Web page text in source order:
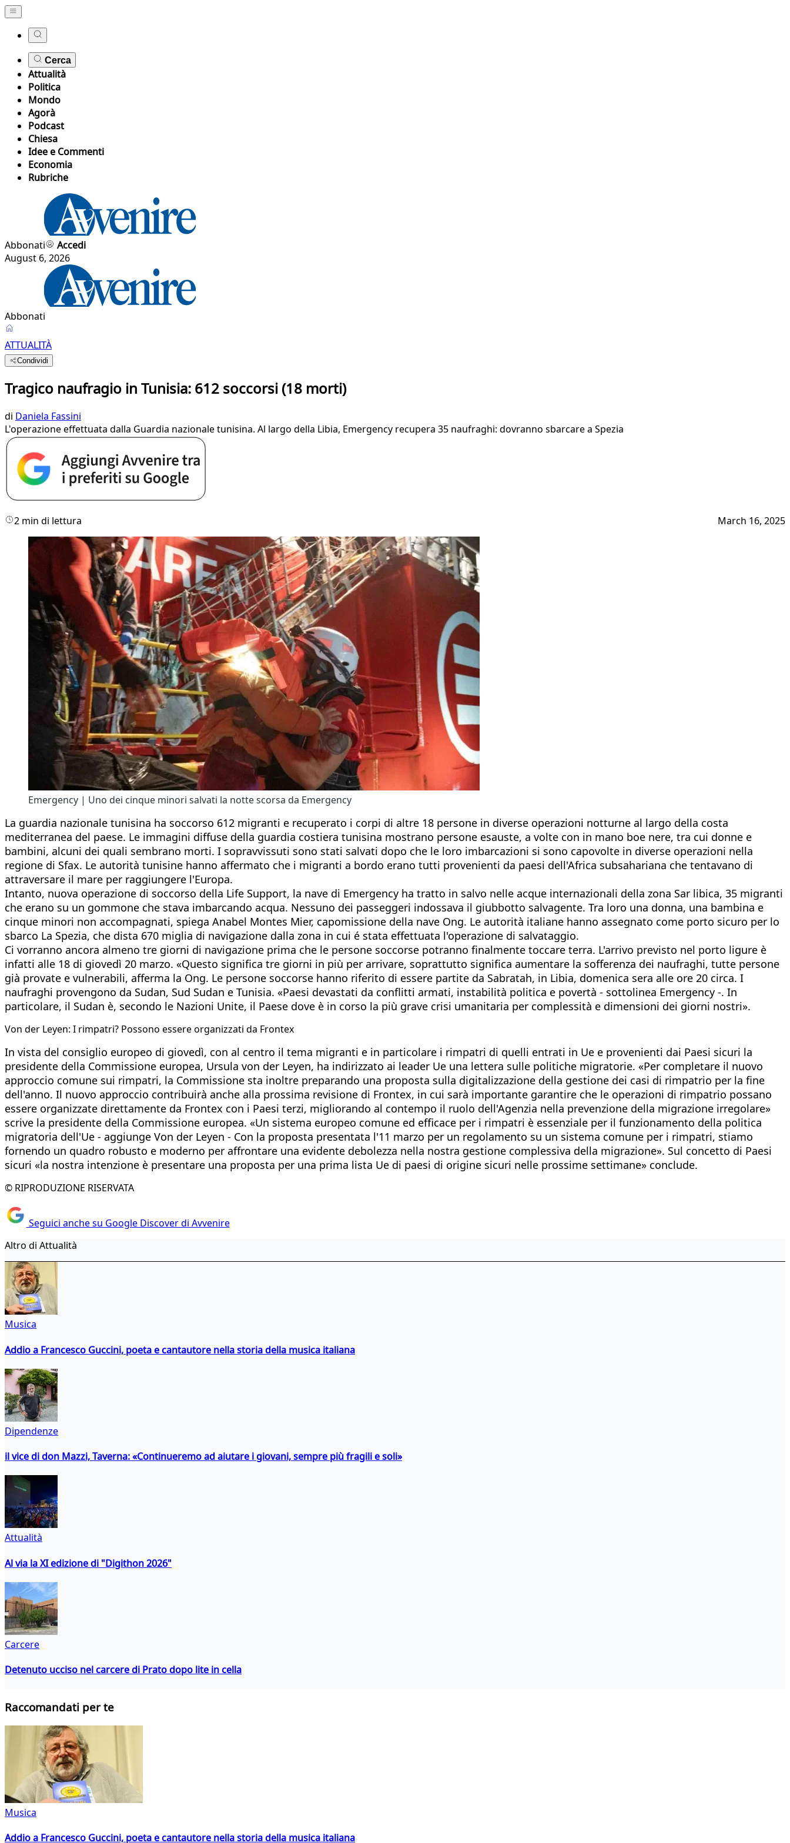
Cerca
Attualità
Politica
Mondo
Agorà
Podcast
Chiesa
Idee e Commenti
Economia
Rubriche
Abbonati
Accedi
August 6, 2026
Abbonati
ATTUALITÀ
Condividi
Tragico naufragio in Tunisia: 612 soccorsi (18 morti)
di Daniela Fassini
L'operazione effettuata dalla Guardia nazionale tunisina. Al largo della Libia, Emergency recupera 35 naufraghi: dovranno sbarcare a Spezia
2 min di lettura March 16, 2025
Emergency | Uno dei cinque minori salvati la notte scorsa da Emergency
La guardia nazionale tunisina ha soccorso 612 migranti e recuperato i corpi di altre 18 persone in diverse operazioni notturne al largo della costa
mediterranea del paese. Le immagini diffuse della guardia costiera tunisina mostrano persone esauste, a volte con in mano boe nere, tra cui donne e
bambini, alcuni dei quali sembrano morti. I sopravvissuti sono stati salvati dopo che le loro imbarcazioni si sono capovolte in diverse operazioni nella
regione di Sfax. Le autorità tunisine hanno affermato che i migranti a bordo erano tutti provenienti da paesi dell'Africa subsahariana che tentavano di
attraversare il mare per raggiungere l'Europa.
Intanto, nuova operazione di soccorso della Life Support, la nave di Emergency ha tratto in salvo nelle acque internazionali della zona Sar libica, 35 migranti
che erano su un gommone che stava imbarcando acqua. Nessuno dei passeggeri indossava il giubbotto salvagente. Tra loro una donna, una bambina e
cinque minori non accompagnati, spiega Anabel Montes Mier, capomissione della nave Ong. Le autorità italiane hanno assegnato come porto sicuro per lo
sbarco La Spezia, che dista 670 miglia di navigazione dalla zona in cui é stata effettuata l'operazione di salvataggio.
Ci vorranno ancora almeno tre giorni di navigazione prima che le persone soccorse potranno finalmente toccare terra. L'arrivo previsto nel porto ligure è
infatti alle 18 di giovedì 20 marzo. «Questo significa tre giorni in più per arrivare, soprattutto significa aumentare la sofferenza dei naufraghi, tutte persone
già provate e vulnerabili, afferma la Ong. Le persone soccorse hanno riferito di essere partite da Sabratah, in Libia, domenica sera alle ore 20 circa. I
naufraghi provengono da Sudan, Sud Sudan e Tunisia. «Paesi devastati da conflitti armati, instabilità politica e povertà - sottolinea Emergency -. In
particolare, il Sudan è, secondo le Nazioni Unite, il Paese dove è in corso la più grave crisi umanitaria per complessità e dimensioni dei giorni nostri».
Von der Leyen: I rimpatri? Possono essere organizzati da Frontex
In vista del consiglio europeo di giovedì, con al centro il tema migranti e in particolare i rimpatri di quelli entrati in Ue e provenienti dai Paesi sicuri la
presidente della Commissione europea, Ursula von der Leyen, ha indirizzato ai leader Ue una lettera sulle politiche migratorie. «Per completare il nuovo
approccio comune sui rimpatri, la Commissione sta inoltre preparando una proposta sulla digitalizzazione della gestione dei casi di rimpatrio per la fine
dell'anno. Il nuovo approccio contribuirà anche alla prossima revisione di Frontex, in cui sarà importante garantire che le operazioni di rimpatrio possano
essere organizzate direttamente da Frontex con i Paesi terzi, migliorando al contempo il ruolo dell'Agenzia nella prevenzione della migrazione irregolare»
scrive la presidente della Commissione europea. «Un sistema europeo comune ed efficace per i rimpatri è essenziale per il funzionamento della politica
migratoria dell'Ue - aggiunge Von der Leyen - Con la proposta presentata l'11 marzo per un regolamento su un sistema comune per i rimpatri, stiamo
fornendo un quadro robusto e moderno per affrontare una evidente debolezza nella nostra gestione complessiva della migrazione». Sul concetto di Paesi
sicuri «la nostra intenzione è presentare una proposta per una prima lista Ue di paesi di origine sicuri nelle prossime settimane» conclude.
© RIPRODUZIONE RISERVATA
Seguici anche su Google Discover di Avvenire
Altro di Attualità
Musica
Addio a Francesco Guccini, poeta e cantautore nella storia della musica italiana
Dipendenze
il vice di don Mazzi, Taverna: «Continueremo ad aiutare i giovani, sempre più fragili e soli»
Attualità
Al via la XI edizione di "Digithon 2026"
Carcere
Detenuto ucciso nel carcere di Prato dopo lite in cella
Raccomandati per te
Musica
Addio a Francesco Guccini, poeta e cantautore nella storia della musica italiana